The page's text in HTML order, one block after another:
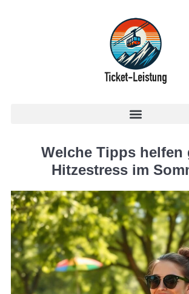
Welche Tipps helfen
Hitzestress im